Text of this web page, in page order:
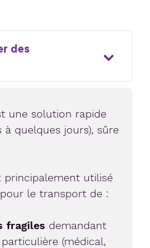
des
une solution rapide
à quelques jours), sûre
principalement utilisé
le transport de :
fragiles demandant
(médical,